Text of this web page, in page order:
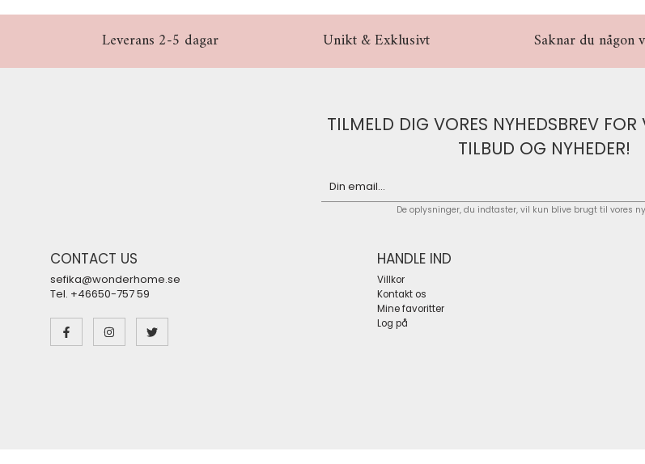
Leverans 2-5 dagar Unikt & Exklusivt Saknar du någon
TILMELD DIG VORES NYHEDSBREV FOR
TILBUD OG NYHEDER!
De oplysninger, du indtaster, vil kun blive brugt til vores
CONTACT US
sefika@wonderhome.se
Tel. +46650-757 59
HANDLE IND
Villkor
Kontakt os
Mine favoritter
Log på